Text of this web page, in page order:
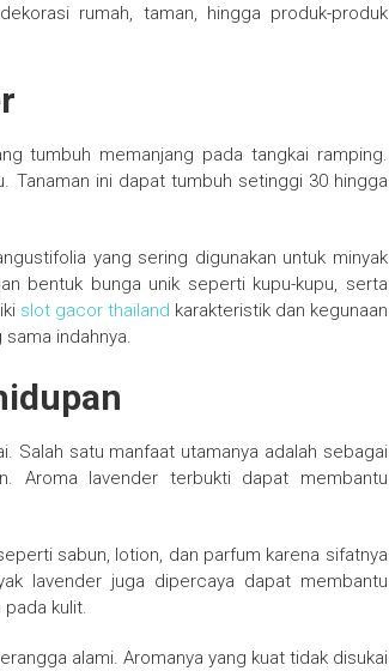
rumah, taman, hingga produk-produk
tumbuh memanjang pada tangkai ramping.
Tanaman ini dapat tumbuh setinggi 30 hingga
yang sering digunakan untuk minyak
bentuk bunga unik seperti kupu-kupu, serta
slot gacor thailand karakteristik dan kegunaan
indahnya.
Salah satu manfaat utamanya adalah sebagai
Aroma lavender terbukti dapat membantu
sabun, lotion, dan parfum karena sifatnya
lavender juga dipercaya dapat membantu
kulit.
alami. Aromanya yang kuat tidak disukai